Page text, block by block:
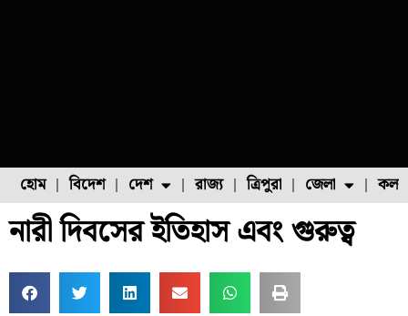
হোম বিদেশ দেশ
ফুল চাষ ফল চাষ মাছ চাষ
রাজ্য ত্রিপুরা জেলা
উত্তর ২৪ পরগনা
নারী দিবসের ইতিহাস এবং গুরুত্ব